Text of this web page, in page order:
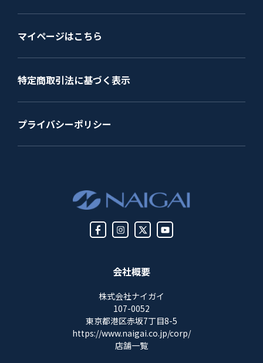
会社概要
株式会社ナイガイ
107-0052
東京都港区赤坂7丁目8-5
https://www.naigai.co.jp/corp/
店舗一覧
マイページはこちら
特定商取引法に基づく表示
プライバシーポリシー